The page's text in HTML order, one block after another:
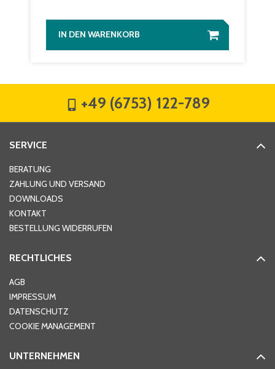
IN DEN WARENKORB
+49 (6753) 122-789
SERVICE
BERATUNG
ZAHLUNG UND VERSAND
DOWNLOADS
KONTAKT
BESTELLUNG WIDERRUFEN
RECHTLICHES
AGB
IMPRESSUM
DATENSCHUTZ
COOKIE MANAGEMENT
UNTERNEHMEN